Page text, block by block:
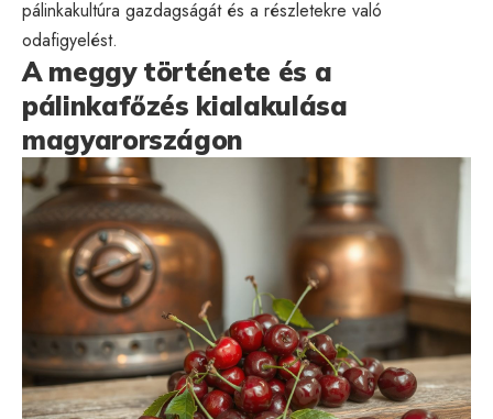
pálinkakultúra gazdagságát és a részletekre való
odafigyelést.
A meggy története és a
pálinkafőzés kialakulása
magyarországon